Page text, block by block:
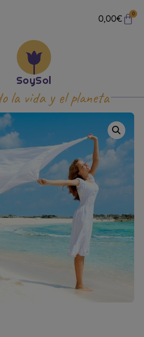
0,00€ 0
la vida y el planeta